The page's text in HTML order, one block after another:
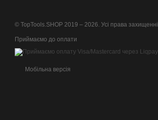
© TopTools.SHOP 2019 – 2026. Усі права захищенні
Приймаємо до оплати
Мобільна версія